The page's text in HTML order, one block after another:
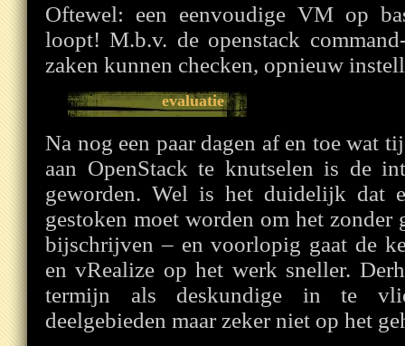
Oftewel: een eenvoudige VM op
loopt! M.b.v. de openstack
zaken kunnen checken, opnieuw
evaluatie
Na nog een paar dagen af en toe wat
aan OpenStack te knutselen is de
geworden. Wel is het duidelijk dat
gestoken moet worden om het zonder
bijschrijven – en voorlopig gaat de
en vRealize op het werk sneller.
termijn als deskundige in te
deelgebieden maar zeker niet op het